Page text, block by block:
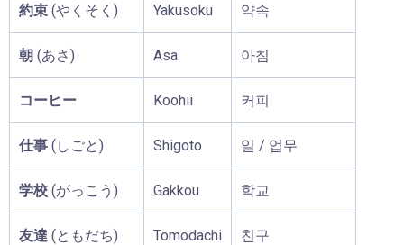
約束 (やくそく) Yakusoku 약속
朝 (あさ) Asa 아침
コーヒー Koohii 커피
仕事 (しごと) Shigoto 일 / 업무
学校 (がっこう) Gakkou 학교
友達 (ともだち) Tomodachi 친구